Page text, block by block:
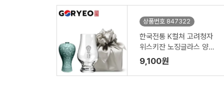
상품번호 847322
한국전통 K컬쳐 고려청자
위스키잔 노징글라스 양주
니트잔 170ml (보자기 포
장)
9,100원